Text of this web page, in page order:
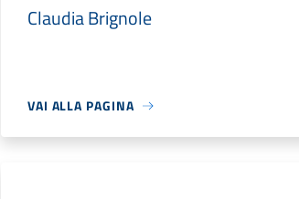
Claudia Brignole
VAI ALLA PAGINA